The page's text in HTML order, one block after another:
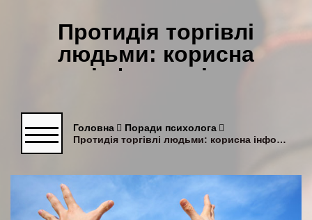
Протидія торгівлі
людьми: корисна
інформація
Головна
Поради психолога
Протидія торгівлі людьми: корисна інформація